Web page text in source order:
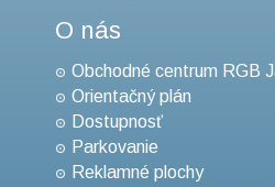
O nás
Obchodné centrum RGB
Orientačný plán
Dostupnosť
Parkovanie
Reklamné plochy